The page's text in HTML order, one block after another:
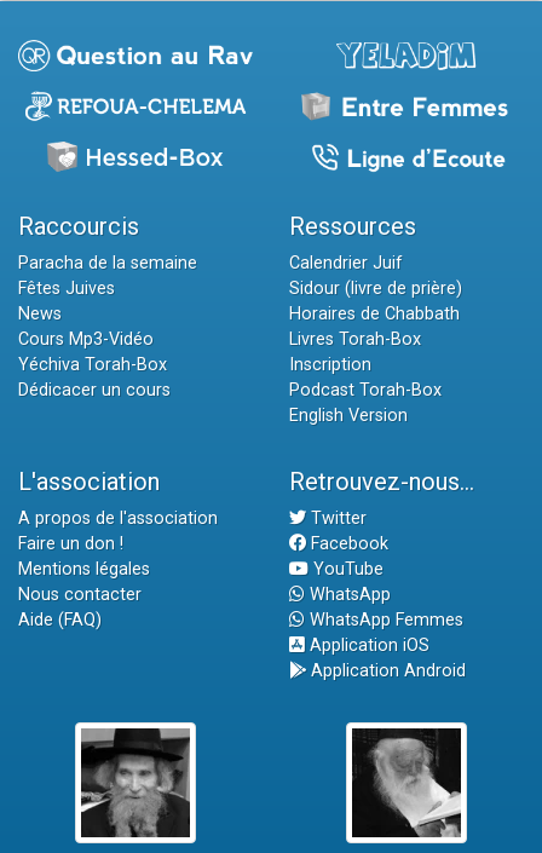
Raccourcis
Paracha de la semaine
Fêtes Juives
News
Cours Mp3-Vidéo
Yéchiva Torah-Box
Dédicacer un cours
Ressources
Calendrier Juif
Sidour (livre de prière)
Horaires de Chabbath
Livres Torah-Box
Inscription
Podcast Torah-Box
English Version
L'association
A propos de l'association
Faire un don !
Mentions légales
Nous contacter
Aide (FAQ)
Retrouvez-nous...
Twitter
Facebook
YouTube
WhatsApp
WhatsApp Femmes
Application iOS
Application Android